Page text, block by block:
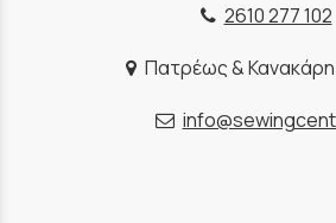
2610 277 102
Πατρέως & Κανακάρη